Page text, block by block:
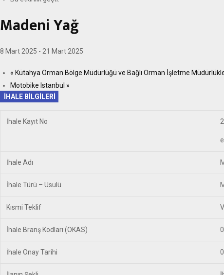
Madeni Yağ
8 Mart 2025 - 21 Mart 2025
« Kütahya Orman Bölge Müdürlüğü ve Bağlı Orman İşletme
Motobike Istanbul »
İHALE BİLGİLERİ
İhale Kayıt No
İhale Adı
İhale Türü – Usulü
Kısmi Teklif
İhale Branş Kodları (OKAS)
İhale Onay Tarihi